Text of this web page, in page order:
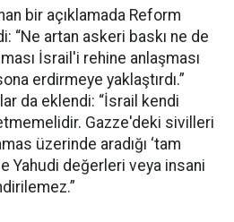
bir açıklamada Reform
“Ne artan askeri baskı ne de
İsrail'i rehine anlaşması
erdirmeye yaklaştırdı.”
da eklendi: “İsrail kendi
Gazze'deki sivilleri
üzerinde aradığı ‘tam
Yahudi değerleri veya insani